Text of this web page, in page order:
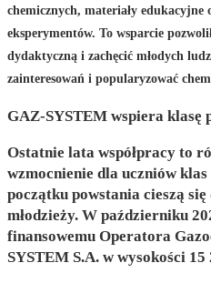
chemicznych, materiały edukacyjne
eksperymentów. To wsparcie
dydaktyczną i zachęcić młodych
zainteresowań i popularyzować
GAZ-SYSTEM wspiera klasę
Ostatnie lata współpracy to
wzmocnienie dla uczniów
początku powstania cieszą
młodzieży. W październiku
finansowemu Operatora
SYSTEM S.A. w wysokości 15